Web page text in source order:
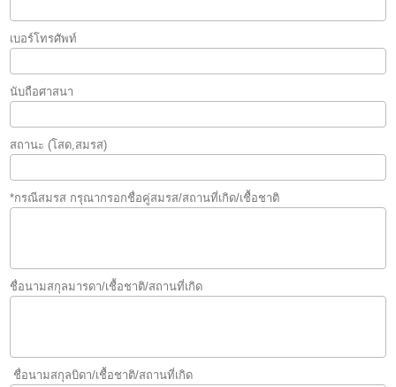
เบอร์โทรศัพท์
นับถือศาสนา
สถานะ (โสด,สมรส)
*กรณีสมรส กรุณากรอกชื่อคู่สมรส/สถานที่เกิด/เชื้อชาติ
ชื่อนามสกุลมารดา/เชื้อชาติ/สถานที่เกิด
ชื่อนามสกุลบิดา/เชื้อชาติ/สถานที่เกิด